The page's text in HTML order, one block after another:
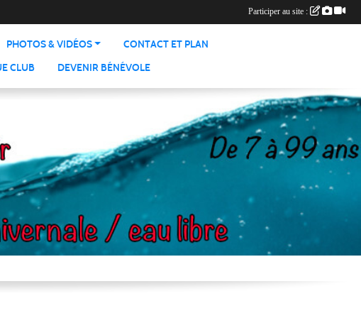
PHOTOS & VIDÉOS
CONTACT ET PLAN
CLUB DEVENIR BÉNÉVOLE
Participer au site :